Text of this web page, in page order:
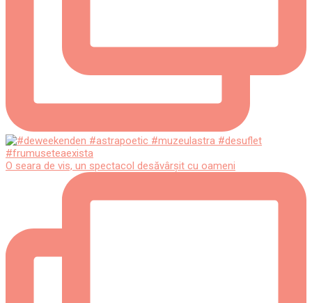
O seara de vis, un spectacol desăvârșit cu oameni